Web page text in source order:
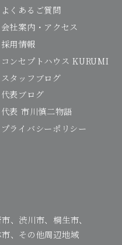
よくあるご質問
会社案内・アクセス
採用情報
コンセプトハウス KURUMI
スタッフブログ
代表ブログ
代表 市川慎二物語
プライバシーポリシー
、渋川市、桐生市、
、その他周辺地域